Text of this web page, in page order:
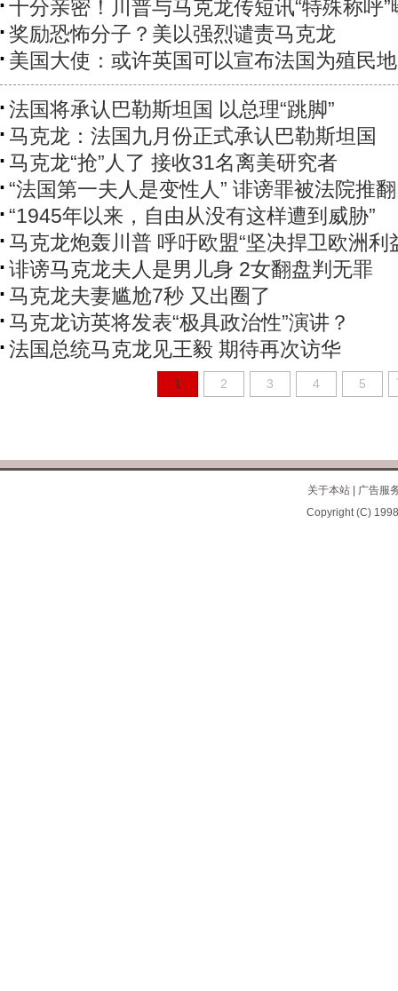
十分亲密！川普与马克龙传短讯“特殊称呼”
奖励恐怖分子？美以强烈谴责马克龙
美国大使：或许英国可以宣布法国为殖民地
法国将承认巴勒斯坦国 以总理“跳脚”
马克龙：法国九月份正式承认巴勒斯坦国
马克龙“抢”人了 接收31名离美研究者
“法国第一夫人是变性人” 诽谤罪被法院推
“1945年以来，自由从没有这样遭到威胁”
马克龙炮轰川普 呼吁欧盟“坚决捍卫欧洲利
诽谤马克龙夫人是男儿身 2女翻盘判无罪
马克龙夫妻尴尬7秒 又出圈了
马克龙访英将发表“极具政治性”演讲？
法国总统马克龙见王毅 期待再次访华
1 2 3 4 5
关于本站|
广告服
Copyright (C)